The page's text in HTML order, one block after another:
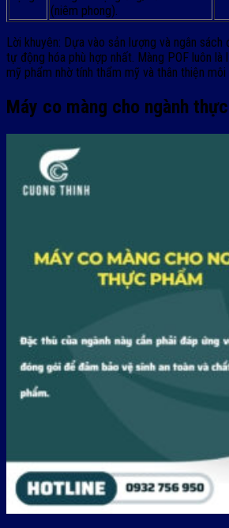
(niêm phong).
Lời khuyên: Dựa vào sản lượng và ngân
tự động hóa phù hợp nhất. Màng POF luôn là
mỹ phẩm nhờ tính thẩm mỹ và thân thiện
Máy co màng cho ngành